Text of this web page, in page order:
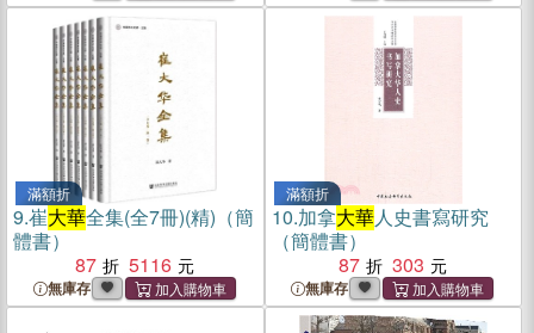
滿額折
9.崔大華全集(全7冊)(精)（簡
體書）
87
5116
無庫存
滿額折
10.加拿大華人史書寫研究
（簡體書）
87
303
無庫存